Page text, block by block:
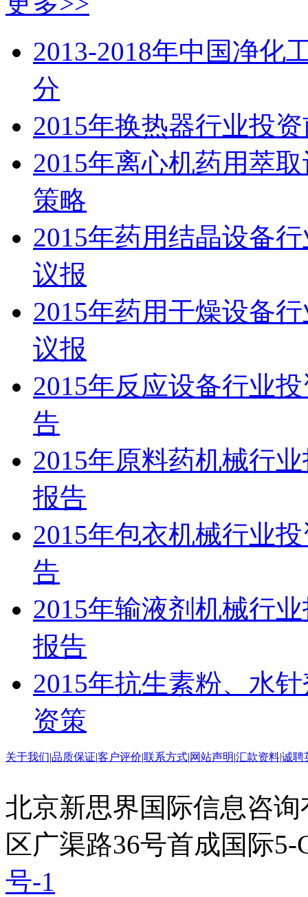
2013-2018年中国净化
分
2015年换热器行业投
2015年离心机药用萃
策略
2015年药用结晶设备
议报
2015年药用干燥设备
议报
2015年反应设备行业
告
2015年原料药机械行
报告
2015年包衣机械行业
告
2015年输液剂机械行
报告
2015年抗生素粉、水
资策
关于我们|品质保证|客户评价|联系方式|网站声明|汇款资料|诚聘
北京新思界国际信息咨
区广渠路36号首成国际
号-1